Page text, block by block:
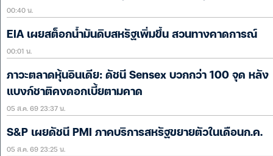
00:40 น.
EIA เผยสต็อกน้ำมันดิบสหรัฐเพิ่มขึ้น สวนทางคาดการณ์
00:01 น.
ภาวะตลาดหุ้นอินเดีย: ดัชนี Sensex บวกกว่า 100 จุด หลัง
แบงก์ชาติคงดอกเบี้ยตามคาด
05 ส.ค. 69 23:37 น.
S&P เผยดัชนี PMI ภาคบริการสหรัฐขยายตัวในเดือนก.ค.
05 ส.ค. 69 23:25 น.